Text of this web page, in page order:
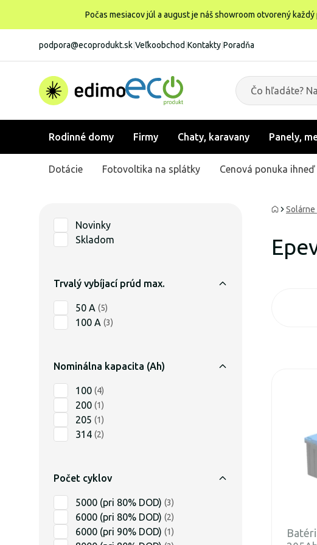
Počas mesiacov júl a august je náš showroom otvorený
podpora@ecoprodukt.sk Veľkoobchod Kontakty Poradňa
Rodinné domy Firmy Chaty, karavany Panely,
Dotácie Fotovoltika na splátky Cenová ponuka ihneď
Novinky
Skladom
Trvalý vybíjací prúd max.
50 A (5)
100 A (3)
Nominálna kapacita (Ah)
100 (4)
200 (1)
205 (1)
314 (2)
Počet cyklov
5000 (pri 80% DOD) (3)
6000 (pri 80% DOD) (2)
6000 (pri 90% DOD) (1)